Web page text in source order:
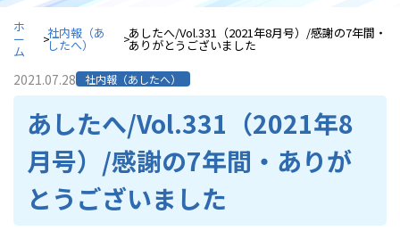
ホ
ー
ム
社内報（あ
したへ）
あしたへ/Vol.331（2021年8月号）/感謝の7年間・
ありがとうございました
2021.07.28 社内報（あしたへ）
あしたへ/Vol.331（2021年8
月号）/感謝の7年間・ありが
とうございました